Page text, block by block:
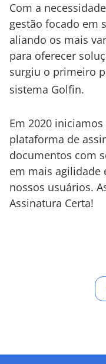
Com a
gestão focado em
aliando os mais
para oferecer
surgiu o primeiro
sistema Golfin.
Em 2020
plataforma de
documentos com
em mais agilidade
nossos usuários.
Assinatura Certa!